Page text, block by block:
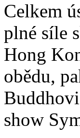
Celkem
plné síle
Hong
obědu,
show